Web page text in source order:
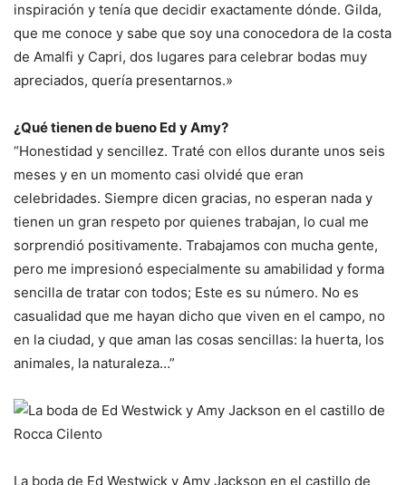
inspiración y tenía que decidir exactamente dónde. Gilda,
que me conoce y sabe que soy una conocedora de la costa
de Amalfi y Capri, dos lugares para celebrar bodas muy
apreciados, quería presentarnos.»
¿Qué tienen de bueno Ed y Amy?
“Honestidad y sencillez. Traté con ellos durante unos seis
meses y en un momento casi olvidé que eran
celebridades. Siempre dicen gracias, no esperan nada y
tienen un gran respeto por quienes trabajan, lo cual me
sorprendió positivamente. Trabajamos con mucha gente,
pero me impresionó especialmente su amabilidad y forma
sencilla de tratar con todos; Este es su número. No es
casualidad que me hayan dicho que viven en el campo, no
en la ciudad, y que aman las cosas sencillas: la huerta, los
animales, la naturaleza…”
La boda de Ed Westwick y Amy Jackson en el castillo de